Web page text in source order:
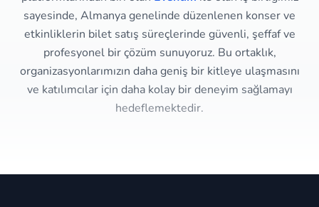
sayesinde, Almanya genelinde düzenlenen konser ve
etkinliklerin bilet satış süreçlerinde güvenli, şeffaf ve
profesyonel bir çözüm sunuyoruz. Bu ortaklık,
organizasyonlarımızın daha geniş bir kitleye ulaşmasını
ve katılımcılar için daha kolay bir deneyim sağlamayı
hedeflemektedir.